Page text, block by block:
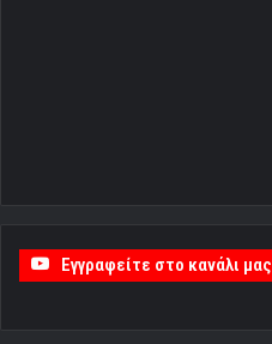
Εγγραφείτε στο κανάλι μας